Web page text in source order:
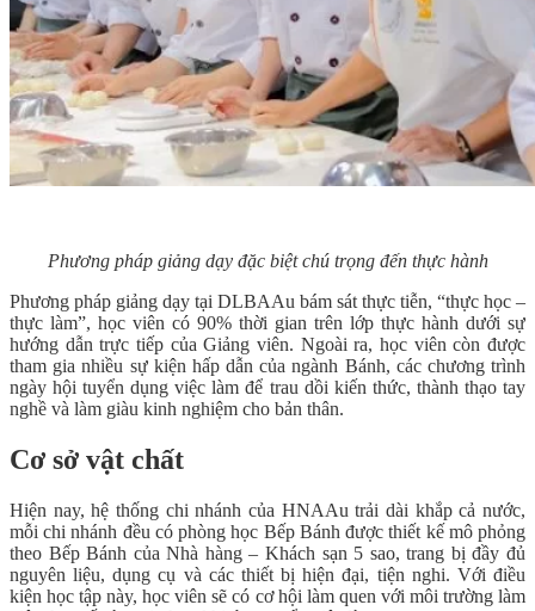
Phương pháp giảng dạy đặc biệt chú trọng đến thực hành
Phương pháp giảng dạy tại DLBAAu bám sát thực tiễn, “thực học –
thực làm”, học viên có 90% thời gian trên lớp thực hành dưới sự
hướng dẫn trực tiếp của Giảng viên. Ngoài ra, học viên còn được
tham gia nhiều sự kiện hấp dẫn của ngành Bánh, các chương trình
ngày hội tuyển dụng việc làm để trau dồi kiến thức, thành thạo tay
nghề và làm giàu kinh nghiệm cho bản thân.
Cơ sở vật chất
Hiện nay, hệ thống chi nhánh của HNAAu trải dài khắp cả nước,
mỗi chi nhánh đều có phòng học Bếp Bánh được thiết kế mô phỏng
theo Bếp Bánh của Nhà hàng – Khách sạn 5 sao, trang bị đầy đủ
nguyên liệu, dụng cụ và các thiết bị hiện đại, tiện nghi. Với điều
kiện học tập này, học viên sẽ có cơ hội làm quen với môi trường làm